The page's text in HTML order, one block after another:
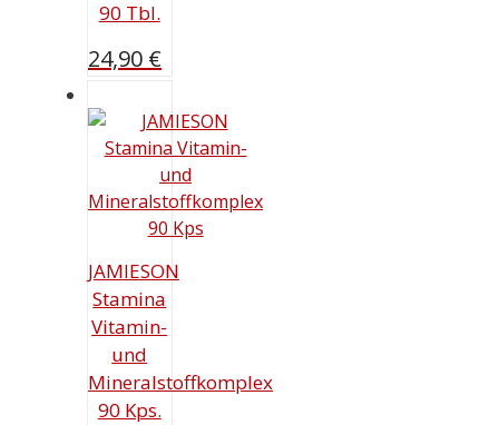
90 Tbl.
24,90 €
JAMIESON
Stamina
Vitamin-
und
Mineralstoffkomplex
90 Kps.